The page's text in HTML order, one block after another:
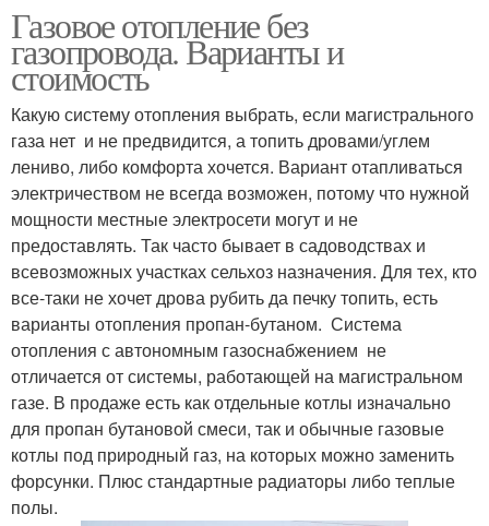
Газовое отопление без
газопровода. Варианты и
стоимость
Какую систему отопления выбрать, если магистрального
газа нет и не предвидится, а топить дровами/углем
лениво, либо комфорта хочется. Вариант отапливаться
электричеством не всегда возможен, потому что нужной
мощности местные электросети могут и не
предоставлять. Так часто бывает в садоводствах и
всевозможных участках сельхоз назначения. Для тех, кто
все-таки не хочет дрова рубить да печку топить, есть
варианты отопления пропан-бутаном. Система
отопления с автономным газоснабжением не
отличается от системы, работающей на магистральном
газе. В продаже есть как отдельные котлы изначально
для пропан бутановой смеси, так и обычные газовые
котлы под природный газ, на которых можно заменить
форсунки. Плюс стандартные радиаторы либо теплые
полы.